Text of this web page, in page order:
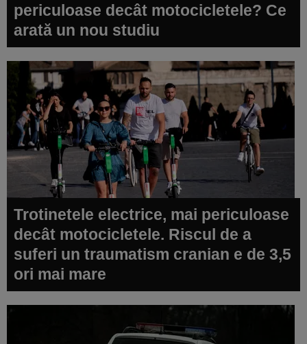
periculoase decât motocicletele? Ce
arată un nou studiu
Trotinetele electrice, mai periculoase
decât motocicletele. Riscul de a
suferi un traumatism cranian e de 3,5
ori mai mare